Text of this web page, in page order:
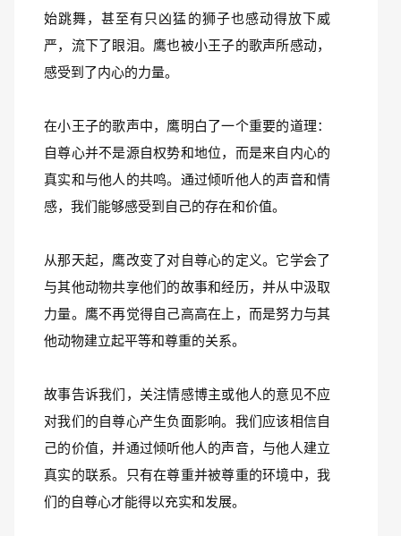
始跳舞，甚至有只凶猛的狮子也感动得放下威
严，流下了眼泪。鹰也被小王子的歌声所感动，
感受到了内心的力量。
在小王子的歌声中，鹰明白了一个重要的道理：
自尊心并不是源自权势和地位，而是来自内心的
真实和与他人的共鸣。通过倾听他人的声音和情
感，我们能够感受到自己的存在和价值。
从那天起，鹰改变了对自尊心的定义。它学会了
与其他动物共享他们的故事和经历，并从中汲取
力量。鹰不再觉得自己高高在上，而是努力与其
他动物建立起平等和尊重的关系。
故事告诉我们，关注情感博主或他人的意见不应
对我们的自尊心产生负面影响。我们应该相信自
己的价值，并通过倾听他人的声音，与他人建立
真实的联系。只有在尊重并被尊重的环境中，我
们的自尊心才能得以充实和发展。